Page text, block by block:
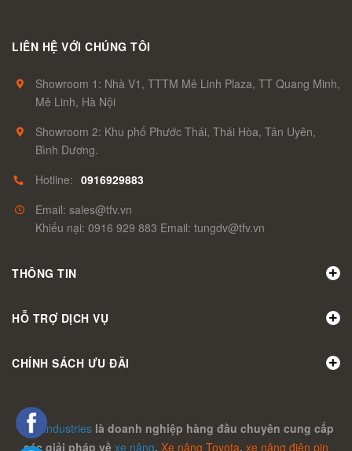
LIÊN HỆ VỚI CHÚNG TÔI
Showroom 1: Nhà V1, TTTM Mê Linh Plaza, TT Quang Minh,
Mê Linh, Hà Nội
Showroom 2: Khu phố Phước Thái, Thái Hòa, Tân Uyên,
Bình Dương.
Hotline: 0916929883
Email: sales@tfv.vn
Khiếu nại: 0916 929 883 Email: tungdv@tfv.vn
THÔNG TIN
HỖ TRỢ DỊCH VỤ
CHÍNH SÁCH ƯU ĐÃI
TFV Industrieslà doanh nghiệp hàng đầu chuyên cung cấp
các giải pháp về xe nâng, Xe nâng Toyota, xe nâng điện pin